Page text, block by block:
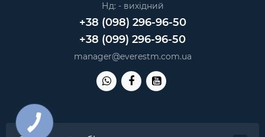
Нд: - вихідний
+38 (098) 296-96-50
+38 (099) 296-96-50
manager@everestm.com.ua
КНОПКА
ЗВ'ЯЗКУ